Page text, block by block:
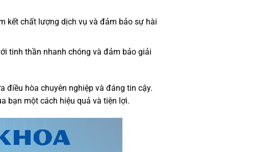
kết chất lượng dịch vụ và đảm bảo sự hài
tinh thần nhanh chóng và đảm bảo giải
điều hòa chuyên nghiệp và đáng tin cậy.
bạn một cách hiệu quả và tiện lợi.